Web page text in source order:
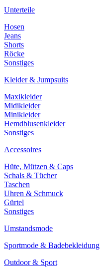
Unterteile
Hosen
Jeans
Shorts
Röcke
Sonstiges
Kleider & Jumpsuits
Maxikleider
Midikleider
Minikleider
Hemdblusenkleider
Sonstiges
Accessoires
Hüte, Mützen & Caps
Schals & Tücher
Taschen
Uhren & Schmuck
Gürtel
Sonstiges
Umstandsmode
Sportmode & Badebekleidung
Outdoor & Sport